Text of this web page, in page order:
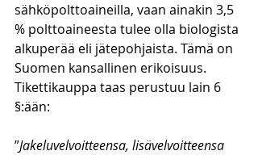
sähköpolttoaineilla, vaan ainakin 3,5
% polttoaineesta tulee olla biologista
alkuperää eli jätepohjaista. Tämä on
Suomen kansallinen erikoisuus.
Tikettikauppa taas perustuu lain 6
§:ään:
”Jakeluvelvoitteensa, lisävelvoitteensa